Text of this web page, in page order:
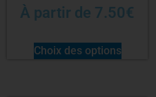
À partir de 7.50€
Choix des options